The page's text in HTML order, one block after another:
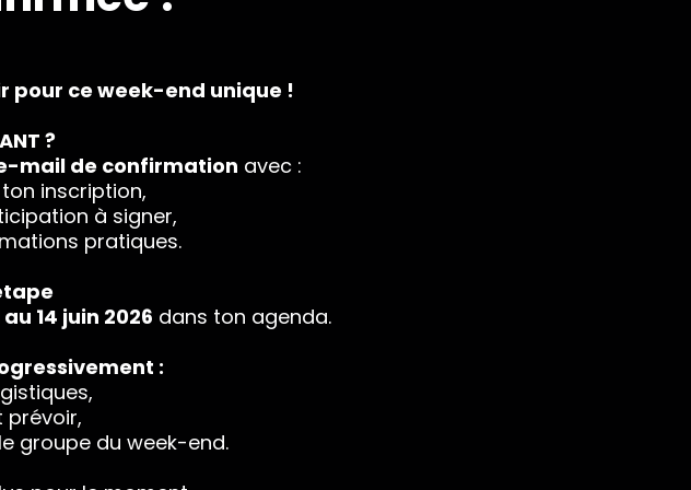
pour ce week-end unique !
?
mail de confirmation avec :
inscription,
à signer,
pratiques.
au 14 juin 2026 dans ton agenda.
:
prévoir,
groupe du week-end.